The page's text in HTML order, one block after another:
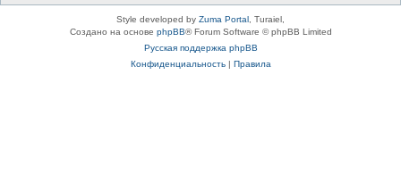
Style developed by Zuma Portal , Turaiel,
Создано на основе phpBB® Forum Software © phpBB Limited
Русская поддержка phpBB
Конфиденциальность| Правила